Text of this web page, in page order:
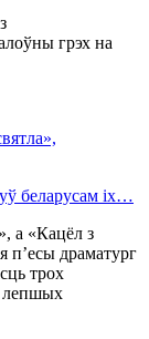
грэх на
беларусам іх…
а «Кацёл з
п’есы драматург
трох
лепшых